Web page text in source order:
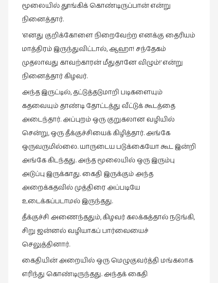
மூலையில் தூங்கிக் கொண்டிருப்பான் என்று
நினைத்தார்.
‘எனது குறிக்கோளை நிறைவேற்ற எனக்கு தைரியம்
மாத்திரம் இருந்துவிட்டால், ஆஹா! சந்தேகம்
முதலாவது காவற்காரன் மீதுதானே விழும்!’ என்று
நினைத்தார் கிழவர்.
அந்த இருட்டில், தட்டுத்தடுமாறி படிகளையும்
கதவையும் தாண்டி தோட்டத்து வீட்டுக் கூடத்தை
அடைந்தார். அப்புறம் ஒரு குறுகலான வழியில்
சென்று, ஒரு தீக்குச்சியைக் கிழித்தார். அங்கே
ஒருவருமில்லை. யாருடைய படுக்கையோ கூட இன்றி
அங்கே கிடந்தது. அந்த மூலையில் ஒரு இரும்பு
அடுப்பு இருக்காது. கைதி இருக்கும் அந்த
அறைக்கதவில் முத்திரை அப்படியே
உடைக்கப்படாமல் இருந்தது.
தீக்குச்சி அணைந்ததும், கிழவர் கலக்கத்தால் நடுங்கி,
சிறு ஜன்னல் வழியாகப் பார்வையைச்
செலுத்தினார்.
கைதியின் அறையில் ஒரு மெழுகுவர்த்தி மங்கலாக
எரிந்து கொண்டிருந்தது. அந்தக் கைதி